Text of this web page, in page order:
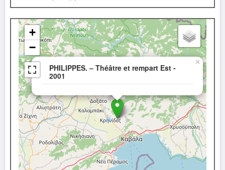
PHILIPPES. – Théâtre et rempart Est -
2001
×
+
−